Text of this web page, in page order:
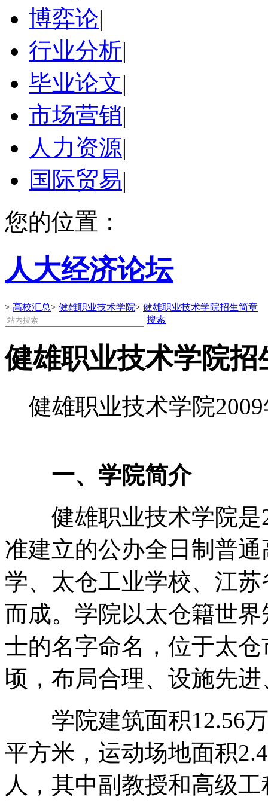
博弈论|
行业分析|
毕业论文|
市场营销|
人力资源|
国际贸易|
您的位置：
人大经济论坛
> 高校汇总> 健雄职业技术学院> 健雄职业技术学院招生简章
搜索
健雄职业技术学院招
健雄职业技术学院
一、学院简介
健雄职业技术学院是
准建立的公办全日制普
学、太仓工业学校、江
而成。学院以太仓籍世
士的名字命名，位于太
顷，布局合理、设施先
学院建筑面积12.56万
平方米，运动场地面积
人，其中副教授和高级